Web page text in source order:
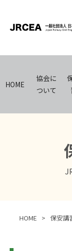
HOME
協会に
ついて
HOME 保安講